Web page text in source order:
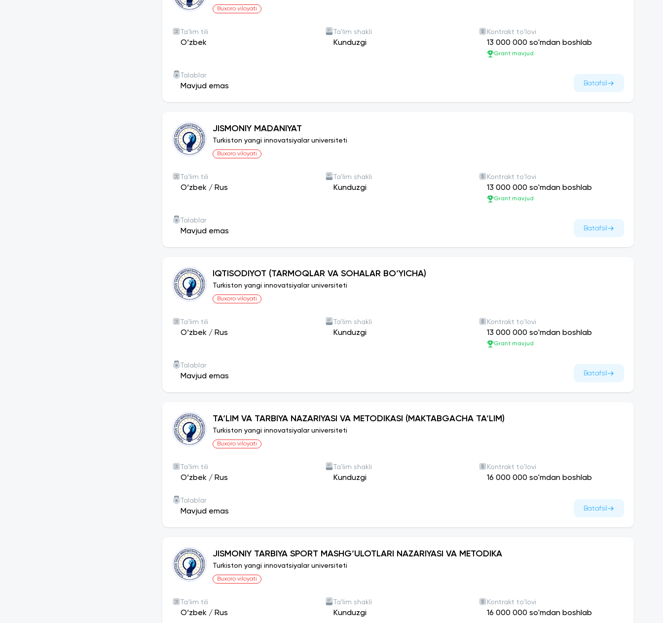
Buxoro viloyati
Ta'lim tili
O‘zbek
Ta'lim shakli
Kunduzgi
Kontrakt to'lovi
13 000 000 so'mdan boshlab
Grant mavjud
Talablar
Mavjud emas Batafsil
JISMONIY MADANIYAT
Turkiston yangi innovatsiyalar universiteti
Buxoro viloyati
Ta'lim tili
O‘zbek / Rus
Ta'lim shakli
Kunduzgi
Kontrakt to'lovi
13 000 000 so'mdan boshlab
Grant mavjud
Talablar
Mavjud emas Batafsil
IQTISODIYOT (TARMOQLAR VA SOHALAR BO‘YICHA)
Turkiston yangi innovatsiyalar universiteti
Buxoro viloyati
Ta'lim tili
O‘zbek / Rus
Ta'lim shakli
Kunduzgi
Kontrakt to'lovi
13 000 000 so'mdan boshlab
Grant mavjud
Talablar
Mavjud emas Batafsil
TA‘LIM VA TARBIYA NAZARIYASI VA METODIKASI (MAKTABGACHA TA‘LIM)
Turkiston yangi innovatsiyalar universiteti
Buxoro viloyati
Ta'lim tili
O‘zbek / Rus
Ta'lim shakli
Kunduzgi
Kontrakt to'lovi
16 000 000 so'mdan boshlab
Talablar
Mavjud emas Batafsil
JISMONIY TARBIYA SPORT MASHG‘ULOTLARI NAZARIYASI VA METODIKA
Turkiston yangi innovatsiyalar universiteti
Buxoro viloyati
Ta'lim tili
O‘zbek / Rus
Ta'lim shakli
Kunduzgi
Kontrakt to'lovi
16 000 000 so'mdan boshlab